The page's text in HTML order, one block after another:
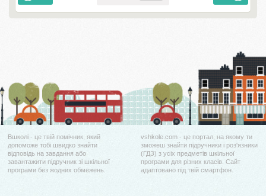
Вшколі - це твій помічник, який
допоможе тобі швидко знайти
відповідь на завдання або
завантажити підручник зі шкільної
програми без жодних обмежень.
vshkole.com - це портал, на якому ти
зможеш знайти підручники і роз'язники
(ГДЗ) з усіх предметів шкільної
програми для різних класів. Сайт
адаптовано під твій смартфон.